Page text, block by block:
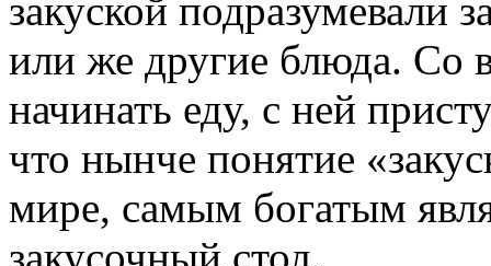
закуской подразумевали
или же другие блюда. Со
начинать еду, с ней
что нынче понятие
мире, самым богатым
закусочный стол.